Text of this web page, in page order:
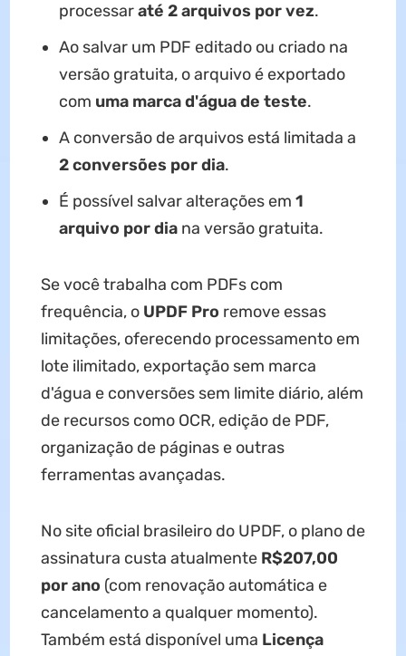
processaraté 2 arquivos por vez.
Ao salvar um PDF editado ou criado na
versão gratuita, o arquivo é exportado
com uma marca d'água de teste.
A conversão de arquivos está limitada a
2 conversões por dia.
É possível salvar alterações em 1
arquivo por diana versão gratuita.
Se você trabalha com PDFs com
frequência, o UPDF Pro remove essas
limitações, oferecendo processamento em
lote ilimitado, exportação sem marca
d'água e conversões sem limite diário, além
de recursos como OCR, edição de PDF,
organização de páginas e outras
ferramentas avançadas.
No site oficial brasileiro do UPDF, o plano de
assinatura custa atualmente R$207,00
por ano (com renovação automática e
cancelamento a qualquer momento).
Também está disponível uma Licença